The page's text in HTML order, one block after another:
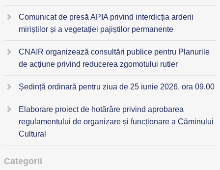
Comunicat de presă APIA privind interdicția arderii
miriștilor și a vegetației pajiștilor permanente
CNAIR organizează consultări publice pentru Planurile
de acțiune privind reducerea zgomotului rutier
Ședință ordinară pentru ziua de 25 iunie 2026, ora 09,00
Elaborare proiect de hotărâre privind aprobarea
regulamentului de organizare și funcționare a Căminului
Cultural
Categorii